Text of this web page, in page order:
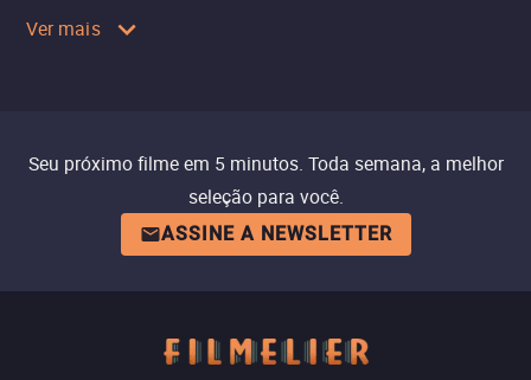
Ver mais
Seu próximo filme em 5 minutos. Toda semana, a melhor
seleção para você.
ASSINE A NEWSLETTER